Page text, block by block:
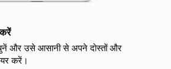
और उसे आसानी से अपने दोस्तों और
करें।